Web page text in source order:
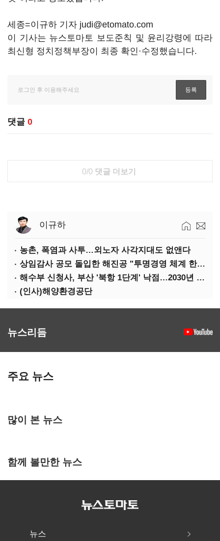
세종=이규하 기자 judi@etomato.com
이 기사는 뉴스토마토 보도준칙 및 윤리강령에 따라
최신형 정치정책부장이 최종 확인·수정했습니다.
댓글 0
0/0 댓글 더보기
이규하
농촌, 폭염과 사투…외노자 사각지대도 없앤다
상임감사 공모 돌입한 해진공 "투명경영 체계 한층 강화"
해수부 신청사, 부산 '북항 1단계' 낙점…2030년 완공 목표
(인사)해양환경공단
뉴스리듬
주요 뉴스
많이 본 뉴스
함께 볼만한 뉴스
뉴스